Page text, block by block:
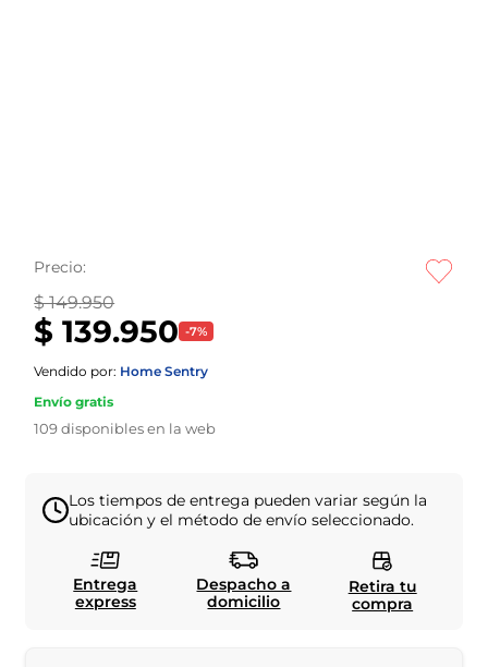
Precio:
$ 149.950
$ 139.950 -7%
Vendido por: Home Sentry
Envío gratis
109disponibles en la web
Los tiempos de entrega pueden variar según la
ubicación y el método de envío seleccionado.
Entrega
express
Despacho a
domicilio
Retira tu
compra